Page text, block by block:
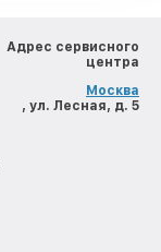
Адрес сервисного
центра
Москва
, ул. Лесная, д. 5